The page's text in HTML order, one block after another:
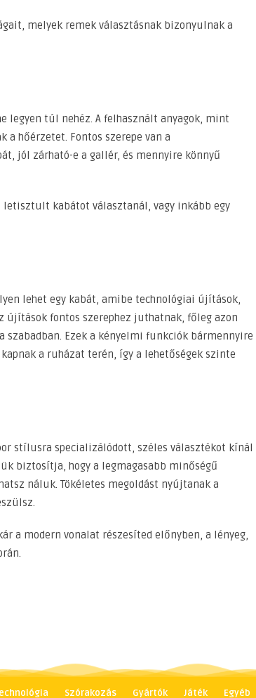
melyek remek választásnak bizonyulnak a
legyen túl nehéz. A felhasznált anyagok, mint
a hőérzetet. Fontos szerepe van a
jól zárható-e a gallér, és mennyire könnyű
kabátot választanál, vagy inkább egy
lehet egy kabát, amibe technológiai újítások,
fontos szerephez juthatnak, főleg azon
Ezek a kényelmi funkciók bármennyire
a ruházat terén, így a lehetőségek szinte
stílusra specializálódott, széles választékot kínál
biztosítja, hogy a legmagasabb minőségű
náluk. Tökéletes megoldást nyújtanak a
a modern vonalat részesíted előnyben, a lényeg,
Szórakozás Gyártók Játék Egyéb